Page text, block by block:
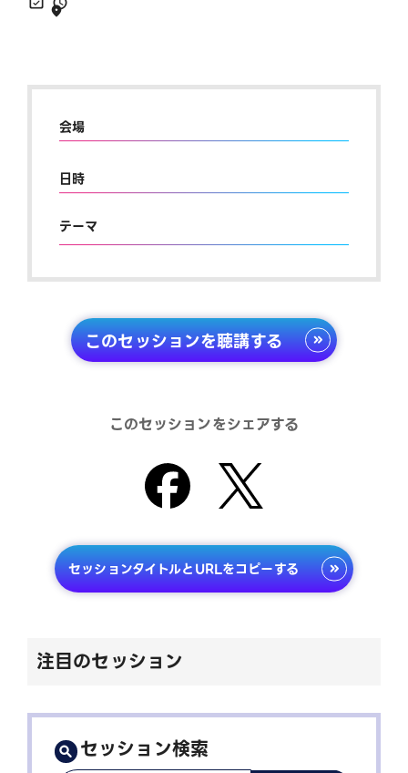
会場
日時
テーマ
このセッションを聴講する
このセッションをシェアする
セッションタイトルとURLをコピーする
注目のセッション
セッション検索